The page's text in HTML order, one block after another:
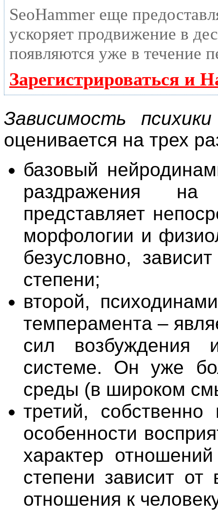
SeoHammer еще
ускоряет продвижение в
появляются уже в течение
Зарегистрироваться и
Зависимость психики
оценивается на трех
базовый
раздражения
представляет
морфологии и
безусловно,
степени;
второй,
темперамента –
сил возбуждения
системе. Он уже
среды (в широком
третий, собственно
особенности
характер
степени зависит от
отношения к